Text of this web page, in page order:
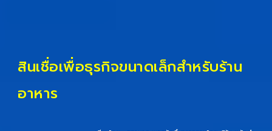
สินเชื่อเพื่อธุรกิจขนาดเล็กสำหรับร้าน
อาหาร